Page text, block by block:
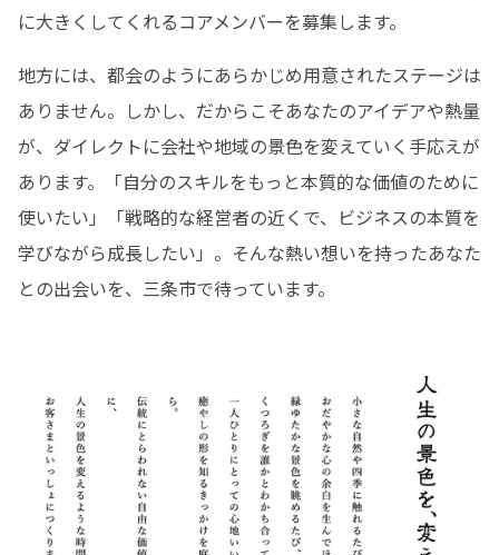
に大きくしてくれるコアメンバーを募集します。
地方には、都会のようにあらかじめ用意されたステージは
ありません。しかし、だからこそあなたのアイデアや熱量
が、ダイレクトに会社や地域の景色を変えていく手応えが
あります。「自分のスキルをもっと本質的な価値のために
使いたい」「戦略的な経営者の近くで、ビジネスの本質を
学びながら成長したい」。そんな熱い想いを持ったあなた
との出会いを、三条市で待っています。